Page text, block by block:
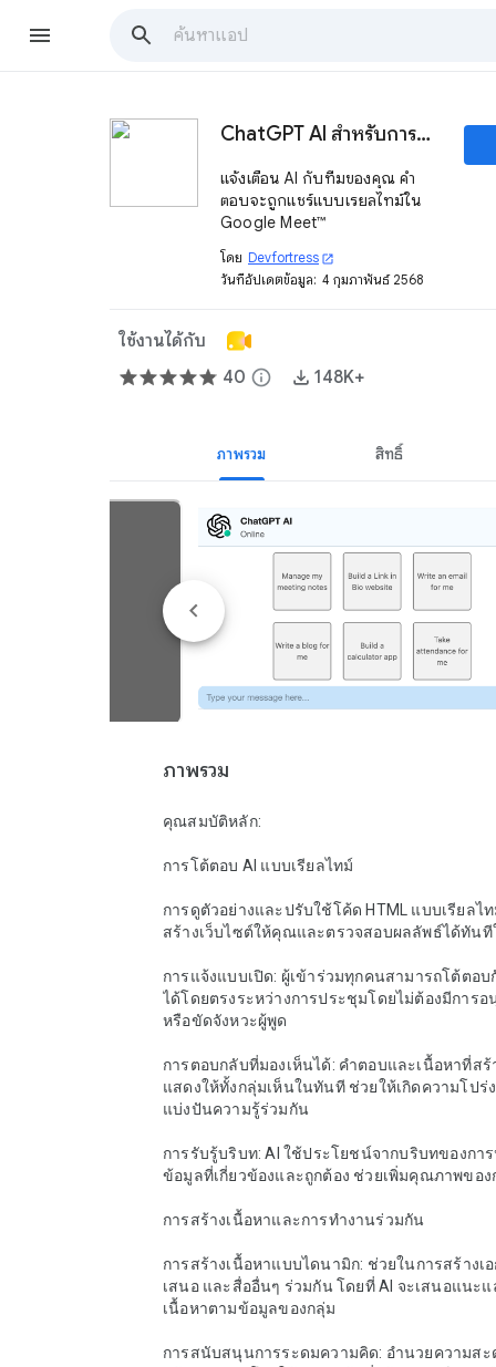
ChatGPT AI สำหรับการประชุม
แจ้งเตือน AI กับทีมของคุณ คำ
ตอบจะถูกแชร์แบบเรียลไทม์ใน
Google Meet™
โดย Devfortress open_in_new
วันที่อัปเดตข้อมูล: 4 กุมภาพันธ์ 2568
ใช้งานได้กับ
40 info 148K+
ภาพรวม สิทธิ์
ภาพรวม
คุณสมบัติหลัก:
การโต้ตอบ AI แบบเรียลไทม์
การดูตัวอย่างและปรับใช้โค้ด HTML แบบเรียลไ
สร้างเว็บไซต์ให้คุณและตรวจสอบผลลัพธ์ได้ทัน
การแจ้งแบบเปิด: ผู้เข้าร่วมทุกคนสามารถโต้ตอบ
ได้โดยตรงระหว่างการประชุมโดยไม่ต้องมีการ
หรือขัดจังหวะผู้พูด
การตอบกลับที่มองเห็นได้: คำตอบและเนื้อหาที่สร้
แสดงให้ทั้งกลุ่มเห็นในทันที ช่วยให้เกิดความโปร่
แบ่งปันความรู้ร่วมกัน
การรับรู้บริบท: AI ใช้ประโยชน์จากบริบทของกา
ข้อมูลที่เกี่ยวข้องและถูกต้อง ช่วยเพิ่มคุณภาพขอ
การสร้างเนื้อหาและการทำงานร่วมกัน
การสร้างเนื้อหาแบบไดนามิก: ช่วยในการสร้างเ
เสนอ และสื่ออื่นๆ ร่วมกัน โดยที่ AI จะเสนอแนะแ
เนื้อหาตามข้อมูลของกลุ่ม
การสนับสนุนการระดมความคิด: อำนวยความสะ